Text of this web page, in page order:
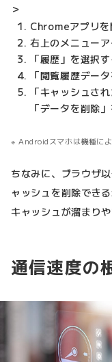
＞
Chromeアプリを
右上のメニュー
「履歴」を選択
「閲覧履歴デー
「キャッシュさ
「データを削除
Androidスマホは機種に
ちなみに、ブラウザ
ャッシュを削除でき
キャッシュが溜まり
通信速度の